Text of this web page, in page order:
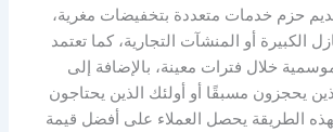
حزم خدمات متعددة بتخفيضات مغرية،
الكبيرة أو المنشآت التجارية، كما تعتمد
خلال فترات معينة، بالإضافة إلى
يحجزون مسبقًا أو أولئك الذين يحتاجون
الطريقة يحصل العملاء على أفضل قيمة